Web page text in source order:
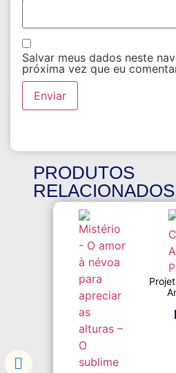
Salvar meus dados neste
próxima vez que eu
PRODUTOS